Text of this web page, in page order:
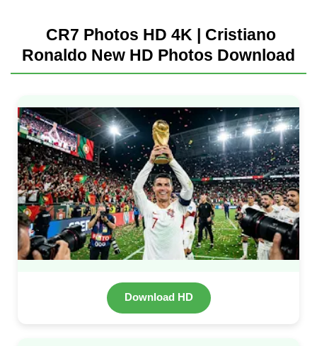
CR7 Photos HD 4K | Cristiano
Ronaldo New HD Photos Download
Download HD